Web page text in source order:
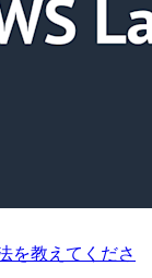
を教えてくださ